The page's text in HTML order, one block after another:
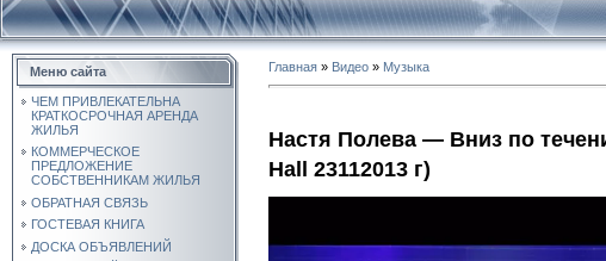
Меню сайта
ЧЕМ ПРИВЛЕКАТЕЛЬНА
КРАТКОСРОЧНАЯ АРЕНДА
ЖИЛЬЯ
КОММЕРЧЕСКОЕ
ПРЕДЛОЖЕНИЕ
СОБСТВЕННИКАМ ЖИЛЬЯ
ОБРАТНАЯ СВЯЗЬ
ГОСТЕВАЯ КНИГА
ДОСКА ОБЪЯВЛЕНИЙ
Главная » Видео » Музыка
Настя Полева — Вниз по
Hall 23112013 г)